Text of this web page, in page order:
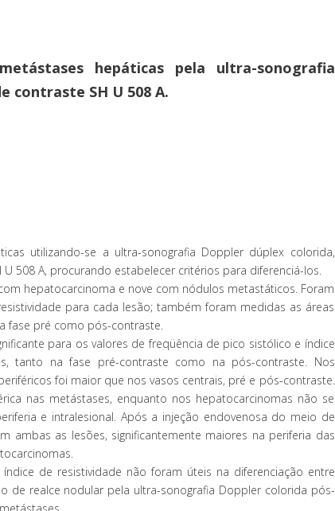
hepáticas pela ultra-sonografia
contraste SH U 508 A.
utilizando-se a ultra-sonografia Doppler dúplex colorida,
508 A, procurando estabelecer critérios para diferenciá-los.
hepatocarcinoma e nove com nódulos metastáticos. Foram
para cada lesão; também foram medidas as áreas
fase pré como pós-contraste.
para os valores de freqüência de pico sistólico e índice
tanto na fase pré-contraste como na pós-contraste. Nos
foi maior que nos vasos centrais, pré e pós-contraste.
nas metástases, enquanto nos hepatocarcinomas não se
e intralesional. Após a injeção endovenosa do meio de
ambas as lesões, significantemente maiores na periferia das
de resistividade não foram úteis na diferenciação entre
de realce nodular pela ultra-sonografia Doppler colorida pós-